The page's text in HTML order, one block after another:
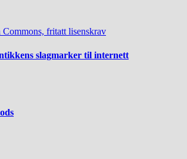
slagmarker til internett